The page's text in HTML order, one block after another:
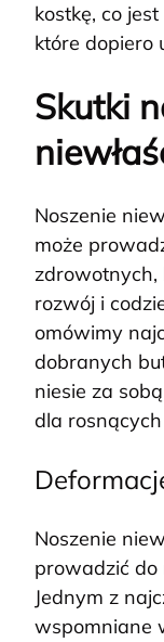
kostkę, co
które dopiero
Skutki
Noszenie
może
zdrowotnych,
rozwój i
omówimy
dobranych
niesie za
dla
Noszenie
prowadzić do
Jednym z
wspomniane